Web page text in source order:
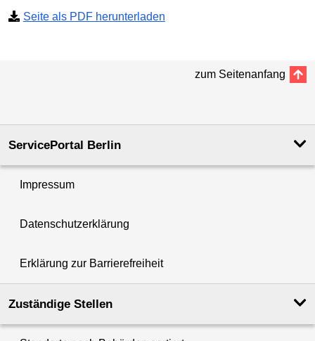
Seite als PDF herunterladen
zum Seitenanfang
ServicePortal Berlin
Impressum
Datenschutzerklärung
Erklärung zur Barrierefreiheit
Zuständige Stellen